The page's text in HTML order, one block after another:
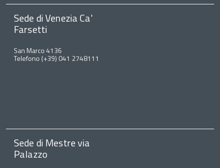
Sede di Venezia Ca'
Farsetti
San Marco 4136
Telefono (+39) 041 2748111
Sede di Mestre via
Palazzo